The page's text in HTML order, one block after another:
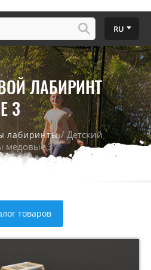
RU
ЛАБИРИНТ
3
лабиринты/ Детский
медовые 3
товаров